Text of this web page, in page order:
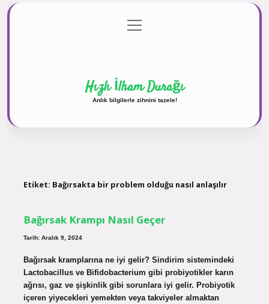
Gizlilik Politikası
menüyü
aç
Hızlı İlham Durağı
Anlık bilgilerle zihnini tazele!
Etiket: Bağırsakta bir problem olduğu nasıl anlaşılır
Bağırsak Krampı Nasıl Geçer
Tarih: Aralık 9, 2024
Bağırsak kramplarına ne iyi gelir? Sindirim sistemindeki
Lactobacillus ve Bifidobacterium gibi probiyotikler karın
ağrısı, gaz ve şişkinlik gibi sorunlara iyi gelir. Probiyotik
içeren yiyecekleri yemekten veya takviyeler almaktan